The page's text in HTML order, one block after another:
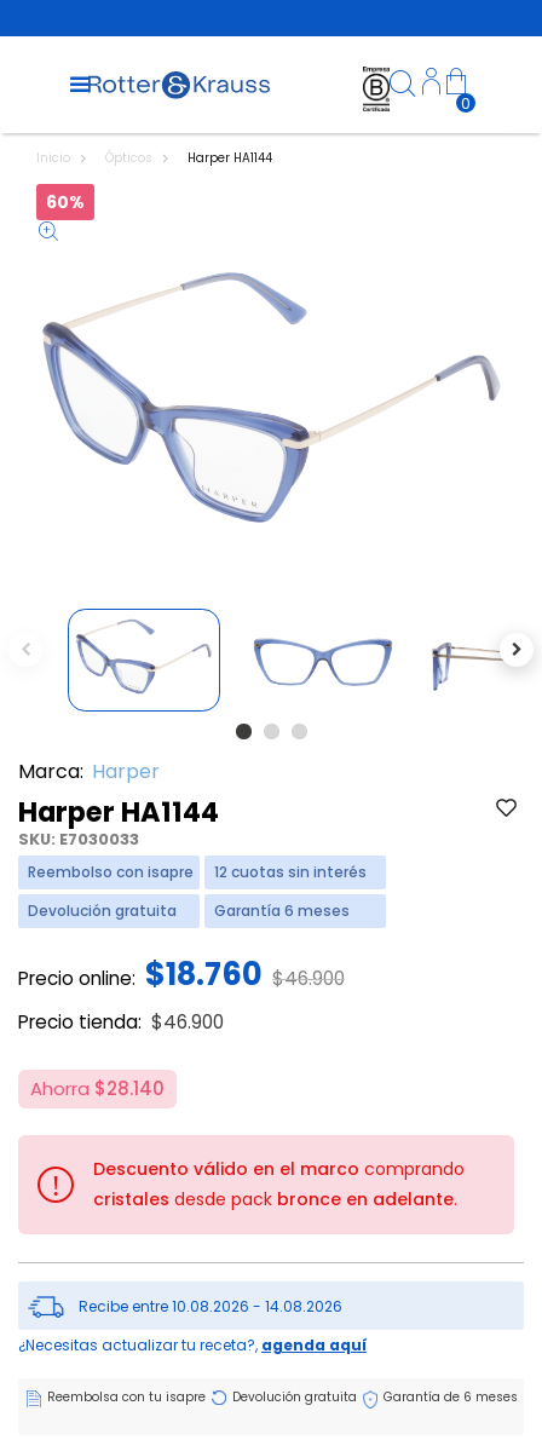
0
Inicio Ópticos Harper HA1144
60%
Previous
Marca: Harper
Harper HA1144
SKU: E7030033
Reembolso con isapre
12 cuotas sin interés
Devolución gratuita
Garantía 6 meses
Precio online: $18.760 Price reduced from
$46.900to
Precio tienda:
Price reduced from
$46.900
Ahorra $28.140
! Descuento válido en el marco comprando
cristales desde pack bronce en adelante.
Recibe entre 10.08.2026 - 14.08.2026
¿Necesitas actualizar tu receta?, agenda aquí
Reembolsa con tu isapre Devolución gratuita Garantía de 6 meses